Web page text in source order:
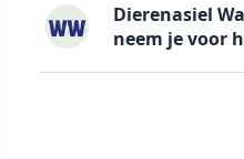
Dierenasiel
neem je voor